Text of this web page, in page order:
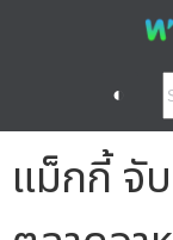
◐
แม็กกี้ จั